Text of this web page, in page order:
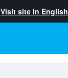
Visit site in English